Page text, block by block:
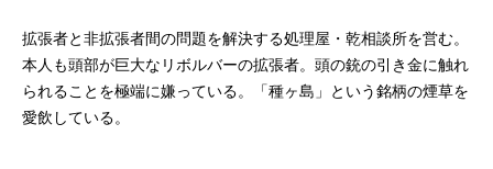
拡張者と非拡張者間の問題を解決する処理屋・乾相談所を営む。
本人も頭部が巨大なリボルバーの拡張者。頭の銃の引き金に触れ
られることを極端に嫌っている。「種ヶ島」という銘柄の煙草を
愛飲している。